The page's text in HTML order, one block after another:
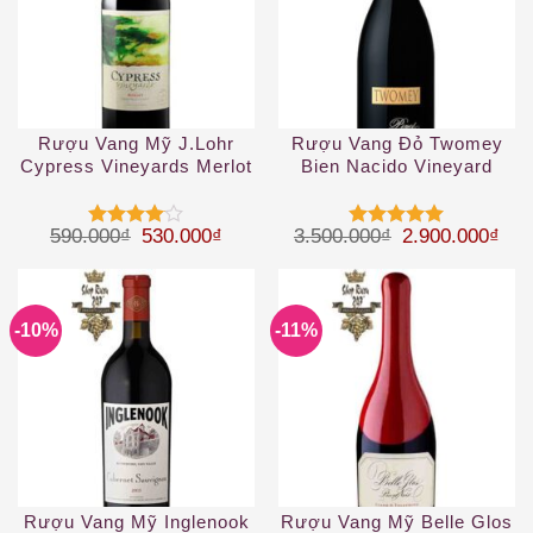
Rượu Vang Mỹ J.Lohr
Cypress Vineyards Merlot
Được
45 sao
590.000₫ Giá gốc là: 590.000₫.
530.000₫ Giá hiện tại là: 530.000₫.
Rượu Vang Đỏ Twomey
Bien Nacido Vineyard
Được xếp
sao
3.500.000₫ Giá gốc là:
2.900.000₫
-10%
Rượu Vang Mỹ Inglenook
-11%
Rượu Vang Mỹ Belle Glos